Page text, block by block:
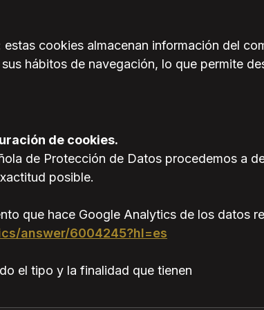
cookies almacenan información del
hábitos de navegación, lo que permite
de cookies.
de Protección de Datos procedemos a
posible.
que hace Google Analytics de los datos
answer/6004245?hl=es
el tipo y la finalidad que tienen